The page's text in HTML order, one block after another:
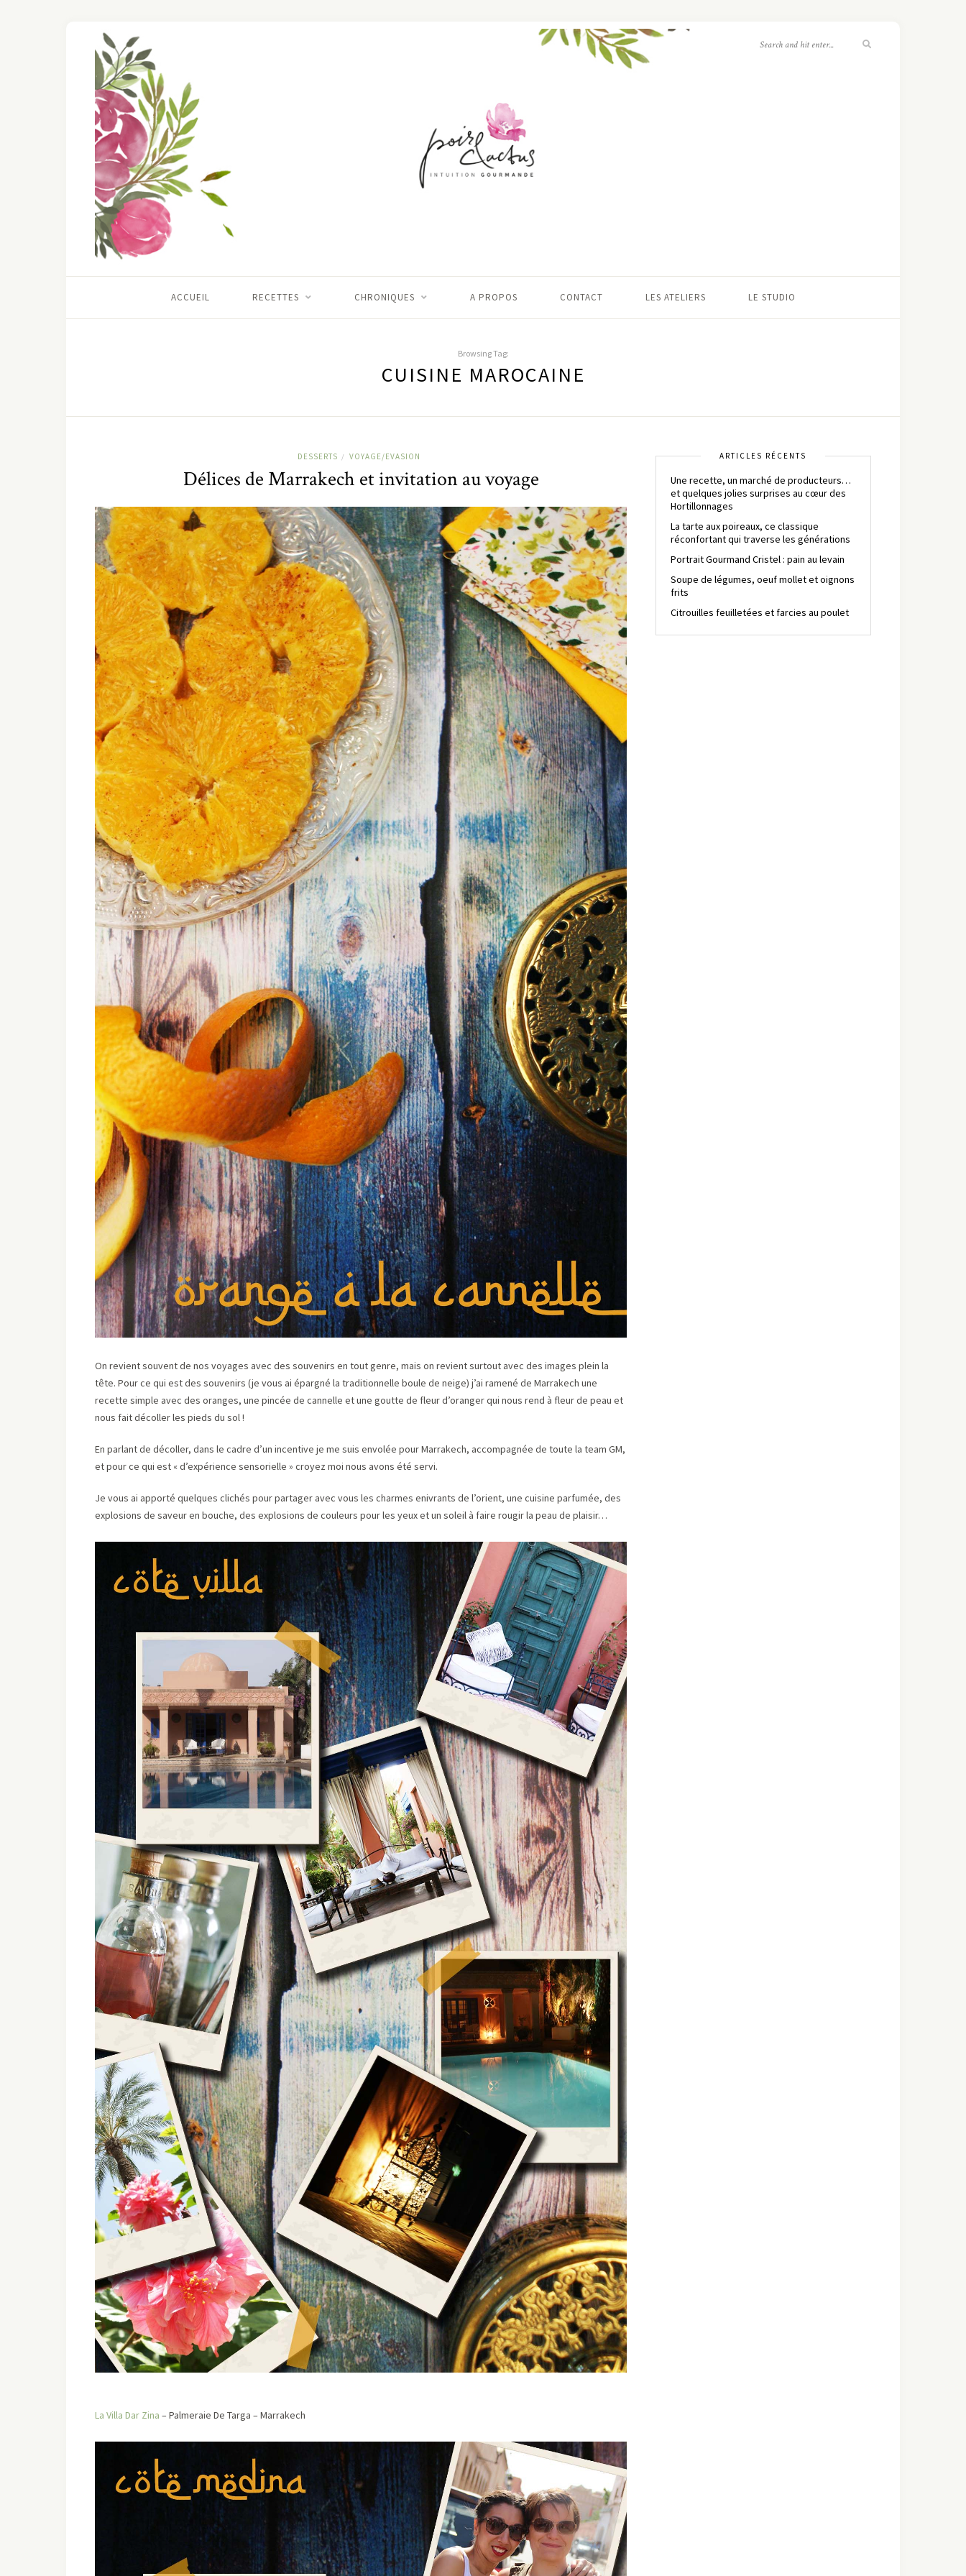
ACCUEIL RECETTES CHRONIQUES A PROPOS CONTACT LES ATELIERS LE STUDIO
Browsing Tag:
CUISINE MAROCAINE
DESSERTS / VOYAGE/EVASION
Délices de Marrakech et invitation au voyage
On revient souvent de nos voyages avec des souvenirs en tout genre, mais on revient surtout avec des images plein la
tête. Pour ce qui est des souvenirs (je vous ai épargné la traditionnelle boule de neige) j’ai ramené de Marrakech une
recette simple avec des oranges, une pincée de cannelle et une goutte de fleur d’oranger qui nous rend à fleur de peau et
nous fait décoller les pieds du sol !
En parlant de décoller, dans le cadre d’un incentive je me suis envolée pour Marrakech, accompagnée de toute la team GM,
et pour ce qui est « d’expérience sensorielle » croyez moi nous avons été servi.
Je vous ai apporté quelques clichés pour partager avec vous les charmes enivrants de l’orient, une cuisine parfumée, des
explosions de saveur en bouche, des explosions de couleurs pour les yeux et un soleil à faire rougir la peau de plaisir…
La Villa Dar Zina – Palmeraie De Targa – Marrakech
ARTICLES RÉCENTS
Une recette, un marché de producteurs…
et quelques jolies surprises au cœur des
Hortillonnages
La tarte aux poireaux, ce classique
réconfortant qui traverse les générations
Portrait Gourmand Cristel : pain au levain
Soupe de légumes, oeuf mollet et oignons
frits
Citrouilles feuilletées et farcies au poulet